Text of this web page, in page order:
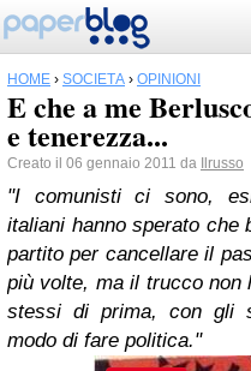
HOME › SOCIETÀ › OPINIONI
E che a me
e tenerezza...
Creato il 06 gennaio 2011 da Ilrusso
"I comunisti ci sono,
italiani hanno sperato che
partito per cancellare il
più volte, ma il trucco non
stessi di prima, con gli
modo di fare politica."